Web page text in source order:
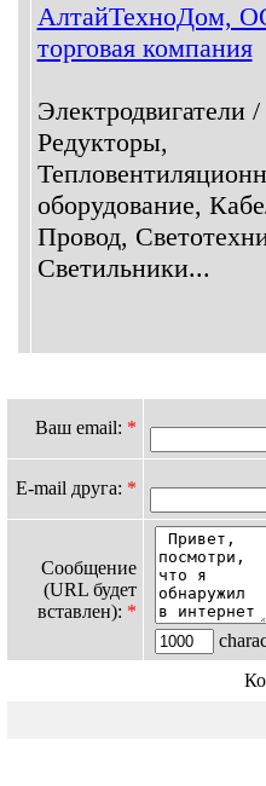
АлтайТехноДом,
торговая компания
Электродвигатели /
Редукторы,
оборудование,
Провод,
Светильники...
Ваш email: *
E-mail друга: *
Сообщение
(URL будет
вставлен): *